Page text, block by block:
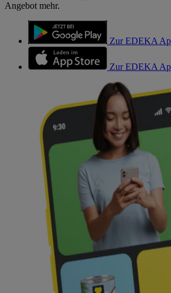
Angebot mehr.
Zur EDEKA
Zur EDEKA